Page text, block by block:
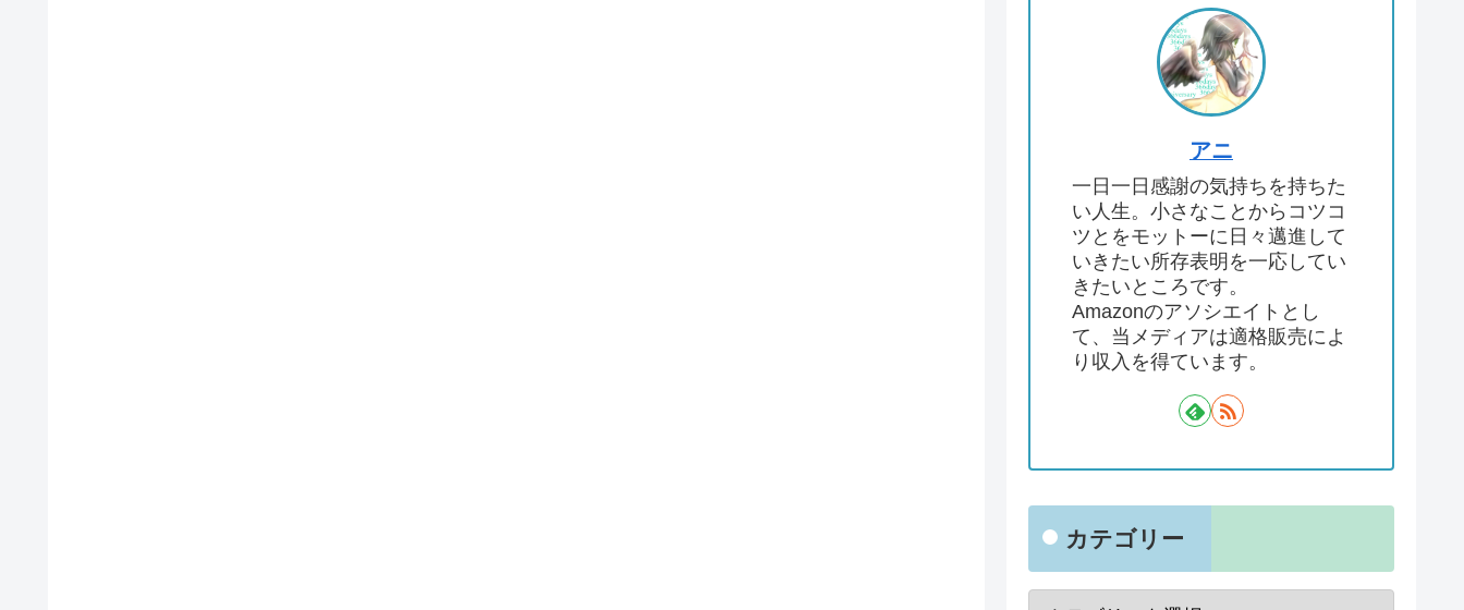
アニ
一日一日感謝の気持ちを持ちた
い人生。小さなことからコツコ
ツとをモットーに日々邁進して
いきたい所存表明を一応してい
きたいところです。
Amazonのアソシエイトとし
て、当メディアは適格販売によ
り収入を得ています。
カテゴリー